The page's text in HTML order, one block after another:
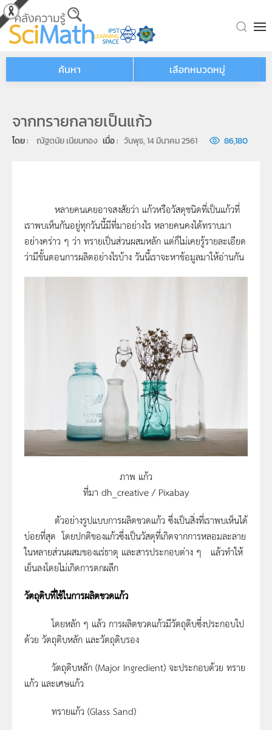
Skip to main content
ค้นหา เลือกหมวดหมู่
จากทรายกลายเป็นแก้ว
โดย : ณัฐดนัย เนียมทอง เมื่อ : วันพุธ, 14 มีนาคม 2561 86,180
หลายคนเคยอาจสงสัยว่า แก้วหรือวัสดุชนิดที่เป็นแก้วที่
เราพบเห็นกันอยู่ทุกวันนี้มีที่มาอย่างไร หลายคนคงได้ทราบมา
อย่างคร่าว ๆ ว่า ทรายเป็นส่วนผสมหลัก แต่ก็ไม่เคยรู้รายละเอียด
ว่ามีขั้นตอนการผลิตอย่างไรบ้าง วันนี้เราจะหาข้อมูลมาให้อ่านกัน
ภาพ แก้ว
ที่มา dh_creative / Pixabay
ตัวอย่างรูปแบบการผลิตขวดแก้ว ซึ่งเป็นสิ่งที่เราพบเห็นได้
บ่อยที่สุด โดยปกติของแก้วซึ่งเป็นวัสดุที่เกิดจากการหลอมละลาย
ในหลายส่วนผสมของแร่ธาตุ และสารประกอบต่าง ๆ แล้วทำให้
เย็นลงโดยไม่เกิดการตกผลึก
วัตถุดิบที่ใช้ในการผลิตขวดแก้ว
โดยหลัก ๆ แล้ว การผลิตขวดแก้วมีวัตถุดิบซึ่งประกอบไป
ด้วย วัตถุดิบหลัก และวัตถุดิบรอง
วัตถุดิบหลัก (Major Ingredient) จะประกอบด้วย ทราย
แก้ว และเศษแก้ว
ทรายแก้ว (Glass Sand)